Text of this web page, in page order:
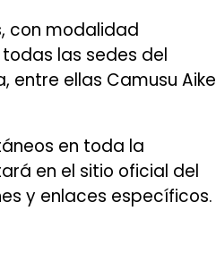
con modalidad
todas las sedes del
entre ellas Camusu Aike
en toda la
en el sitio oficial del
y enlaces específicos.